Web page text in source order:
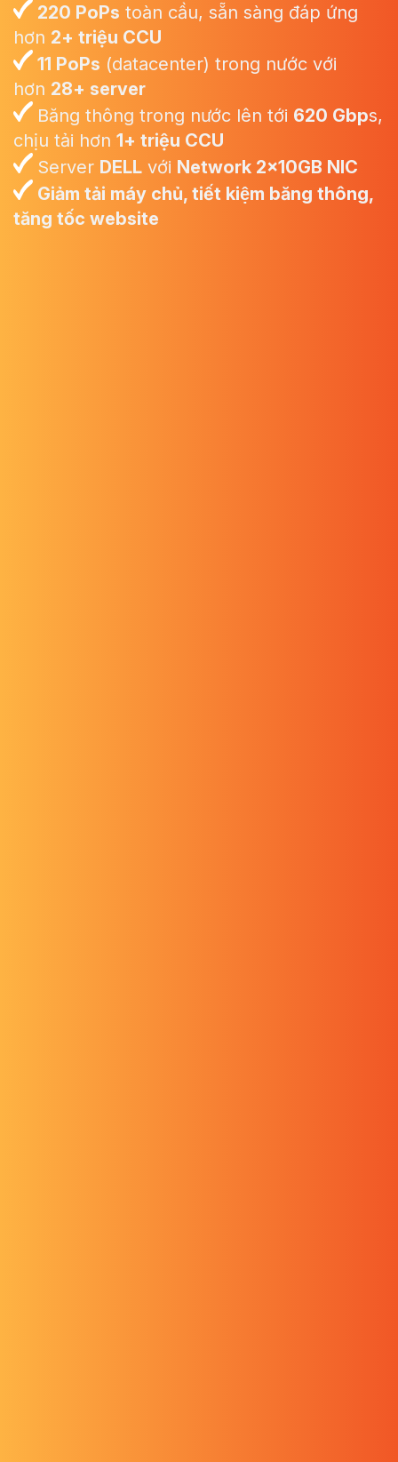
220 PoPs toàn cầu, sẵn sàng đáp ứng
hơn 2+ triệu CCU
11 PoPs (datacenter) trong nước với
hơn 28+ server
Băng thông trong nước lên tới 620 Gbps,
chịu tải hơn 1+ triệu CCU
Server DELL với Network 2x10GB NIC
Giảm tải máy chủ, tiết kiệm băng thông,
tăng tốc website